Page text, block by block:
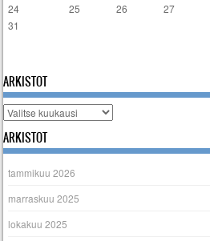
24
25 26 27
31
ARKISTOT
Arkistot
ARKISTOT
tammikuu 2026
marraskuu 2025
lokakuu 2025